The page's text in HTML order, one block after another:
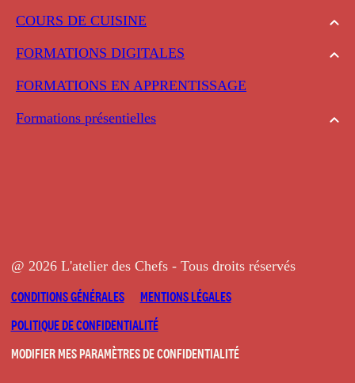
COURS DE CUISINE
FORMATIONS DIGITALES
FORMATIONS EN APPRENTISSAGE
Formations présentielles
@ 2026 L'atelier des Chefs - Tous droits réservés
CONDITIONS GÉNÉRALES
MENTIONS LÉGALES
POLITIQUE DE CONFIDENTIALITÉ
MODIFIER MES PARAMÈTRES DE CONFIDENTIALITÉ